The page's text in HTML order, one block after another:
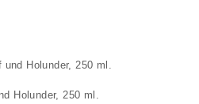
Holunder, 250 ml.